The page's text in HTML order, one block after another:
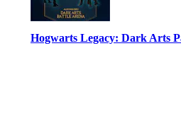
Hogwarts Legacy: Dark Arts